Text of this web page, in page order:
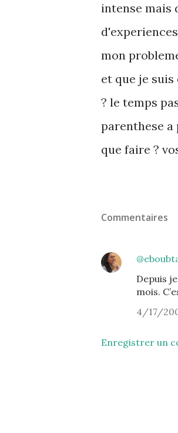
intense mais
mon
et que je
? le temps
parenthese a
que faire ?
Commentaires
Depuis
mois.
4/17/
Enregistrer un